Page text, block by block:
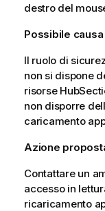
destro del
Possibile causa
Il ruolo di
non si dispone
risorse
non disporre
caricamento
Azione
Contattare un
accesso in
ricaricamento